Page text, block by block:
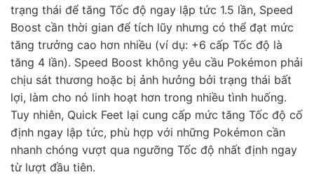
trạng thái để tăng Tốc độ ngay lập tức 1.5 lần, Speed
Boost cần thời gian để tích lũy nhưng có thể đạt mức
tăng trưởng cao hơn nhiều (ví dụ: +6 cấp Tốc độ là
tăng 4 lần). Speed Boost không yêu cầu Pokémon phải
chịu sát thương hoặc bị ảnh hưởng bởi trạng thái bất
lợi, làm cho nó linh hoạt hơn trong nhiều tình huống.
Tuy nhiên, Quick Feet lại cung cấp mức tăng Tốc độ cố
định ngay lập tức, phù hợp với những Pokémon cần
nhanh chóng vượt qua ngưỡng Tốc độ nhất định ngay
từ lượt đầu tiên.